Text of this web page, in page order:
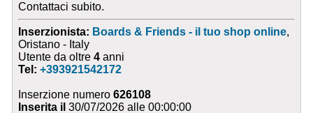
Contattaci subito.
Inserzionista: Boards & Friends - il tuo shop online,
Oristano - Italy
Utente da oltre4 anni
Tel:+393921542172
Inserzione numero626108
Inserita il 30/07/2026 alle 00:00:00